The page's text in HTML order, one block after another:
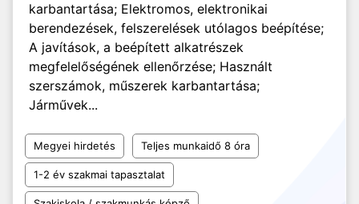
karbantartása; Elektromos, elektronikai
berendezések, felszerelések utólagos beépítése;
A javítások, a beépített alkatrészek
megfelelőségének ellenőrzése; Használt
szerszámok, műszerek karbantartása;
Járművek...
Megyei hirdetés Teljes munkaidő 8 óra
1-2 év szakmai tapasztalat